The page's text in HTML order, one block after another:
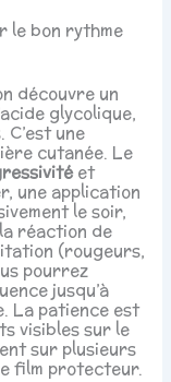
le bon rythme
découvre un
glycolique,
une
cutanée. Le
et
une application
le soir,
réaction de
(rougeurs,
pourrez
jusqu’à
La patience est
visibles sur le
sur plusieurs
film protecteur.